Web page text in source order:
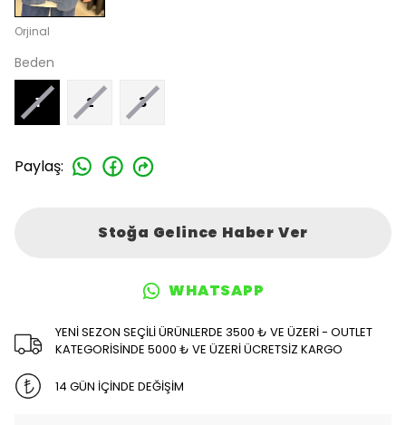
Orjinal
Beden
1 2 3
Paylaş:
Stoğa Gelince Haber Ver
WHATSAPP
YENİ SEZON SEÇİLİ ÜRÜNLERDE 3500 ₺ VE ÜZERİ - OUTLET
KATEGORİSİNDE 5000 ₺ VE ÜZERİ ÜCRETSİZ KARGO
14 GÜN İÇİNDE DEĞİŞİM